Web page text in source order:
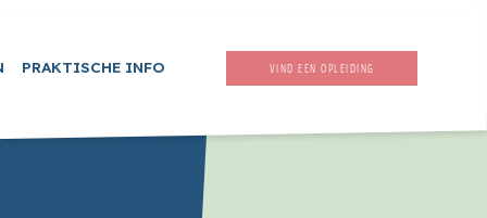
PRAKTISCHE INFO VIND EEN OPLEIDING